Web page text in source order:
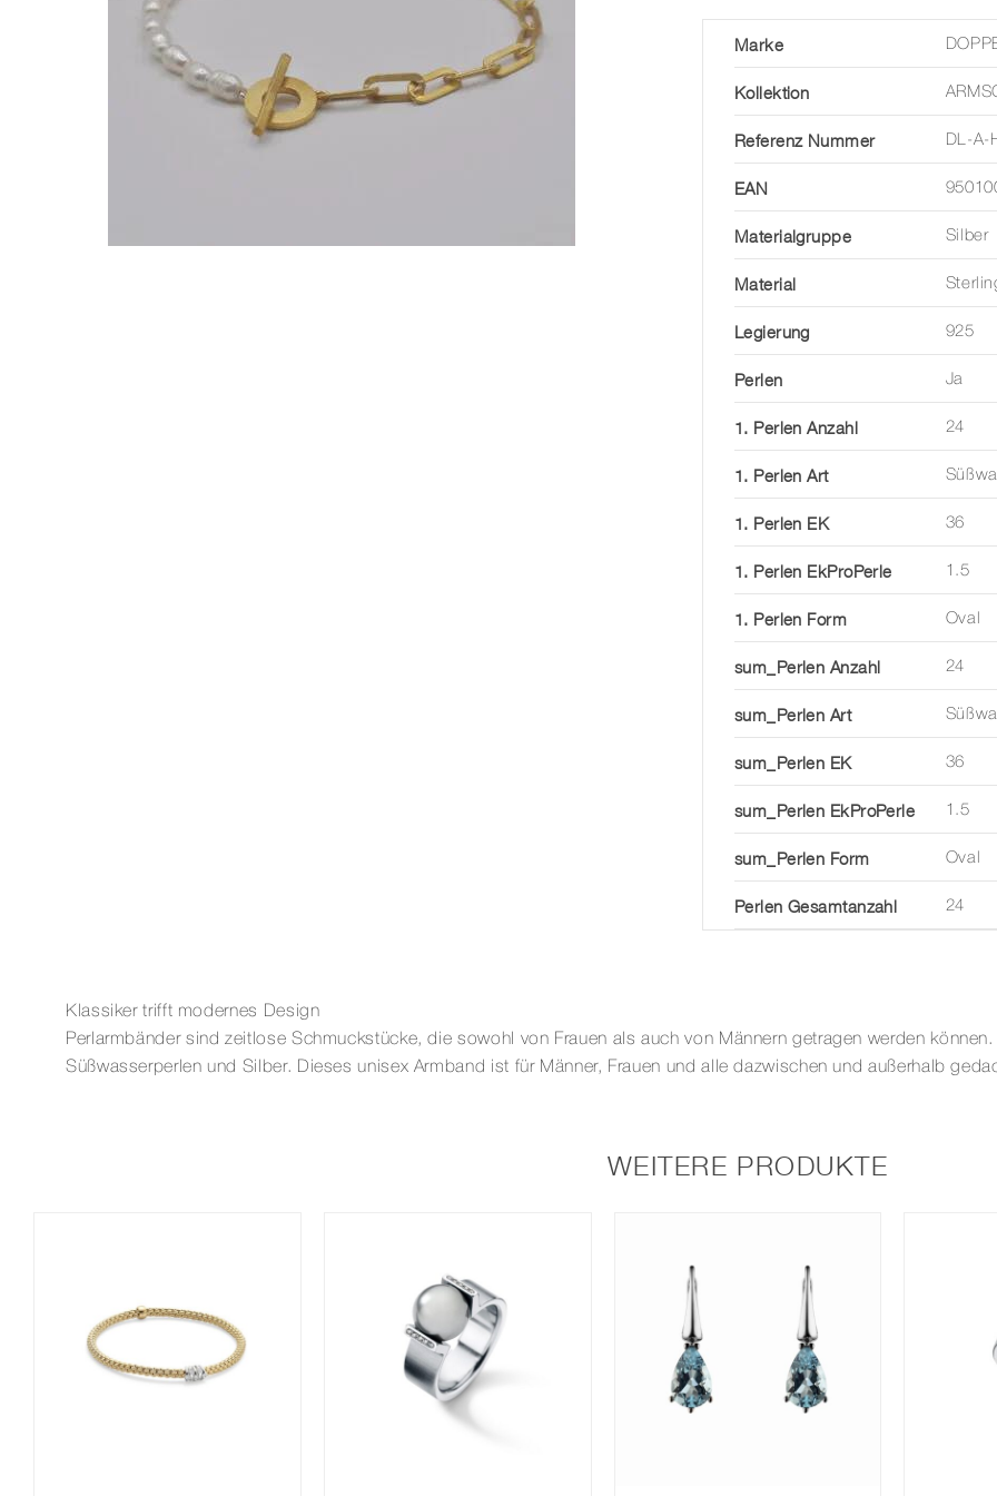
Marke
Kollektion
Referenz Nummer DL-A-
EAN
Materialgruppe Silber
Material
Legierung 925
Perlen Ja
1. Perlen Anzahl 24
1. Perlen Art
1. Perlen EK 36
1. Perlen EkProPerle 1.5
1. Perlen Form Oval
sum_Perlen Anzahl 24
sum_Perlen Art
sum_Perlen EK 36
sum_Perlen EkProPerle 1.5
sum_Perlen Form Oval
Perlen Gesamtanzahl 24
Klassiker trifft modernes Design
Perlarmbänder sind zeitlose Schmuckstücke, die sowohl von Frauen als auch von Männern getragen werden
Süßwasserperlen und Silber. Dieses unisex Armband ist für Männer, Frauen und alle dazwischen und außerhalb
WEITERE PRODUKTE